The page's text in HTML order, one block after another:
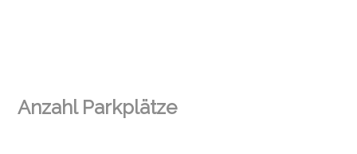
Anzahl Parkplätze